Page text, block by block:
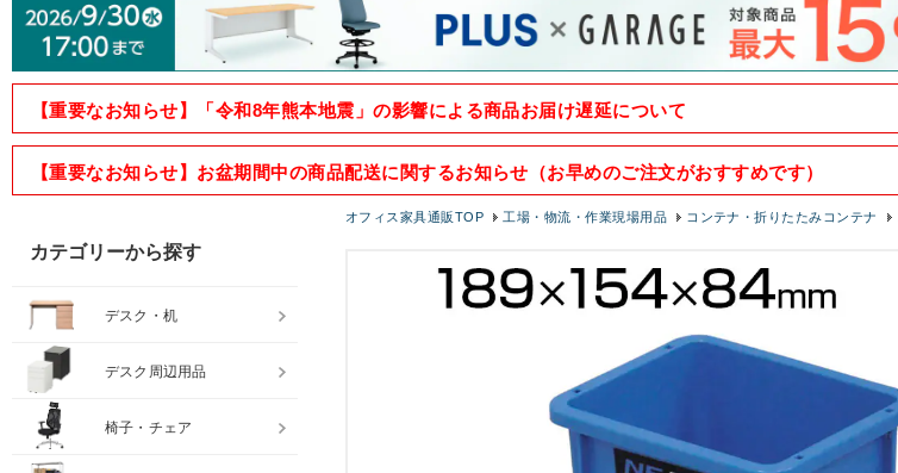
【重要なお知らせ】「令和8年熊本地震」の影響による商品お届け遅延について
【重要なお知らせ】お盆期間中の商品配送に関するお知らせ（お早めのご注文がおすすめです）
オフィス家具通販TOP 工場・物流・作業現場用品 コンテナ・折りたたみコンテナ
カテゴリーから探す
デスク・机
デスク周辺用品
椅子・チェア